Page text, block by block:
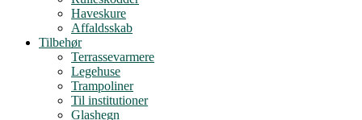
Haveskure
Affaldsskab
Tilbehør
Terrassevarmere
Legehuse
Trampoliner
Til institutioner
Glashegn